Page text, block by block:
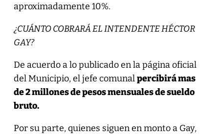
aproximadamente 10%.
¿CUÁNTO COBRARÁ EL INTENDENTE HÉCTOR
GAY?
De acuerdo a lo publicado en la página oficial
del Municipio, el jefe comunalpercibirá mas
de 2 millones de pesos mensuales de sueldo
bruto.
Por su parte, quienes siguen en monto a Gay,